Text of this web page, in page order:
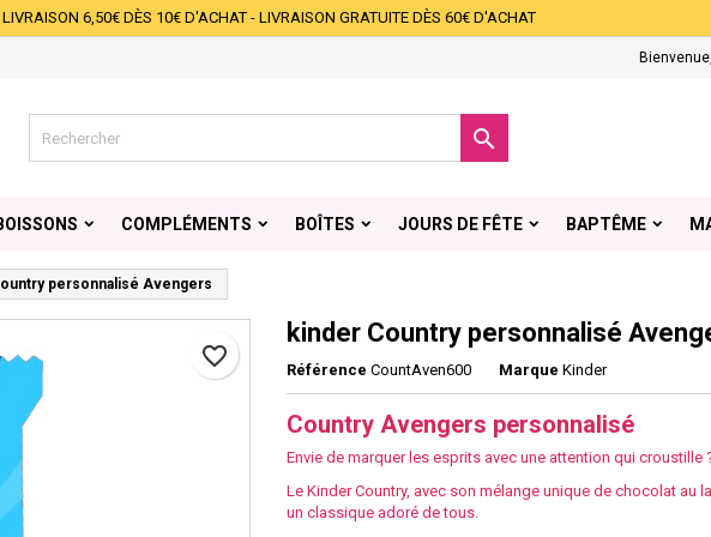
LIVRAISON 6,50€ DÈS 10€ D'ACHAT - LIVRAISON GRATUITE DÈS 60€ D'ACHAT
Bienvenue,

COMPLÉMENTS BOÎTES JOURS DE FÊTE BAPTÊME
personnalisé Avengers
favorite_border
kinder Country personnalisé
Référence CountAven600 Marque Kinder
Country Avengers personnalisé
Envie de marquer les esprits avec une attention qui croustille
Le Kinder Country, avec son mélange unique de chocolat au
un classique adoré de tous.
Créer une nouvelle liste
de la liste d'envies
devez être connecté pour ajouter des produits à votre liste d'envies.